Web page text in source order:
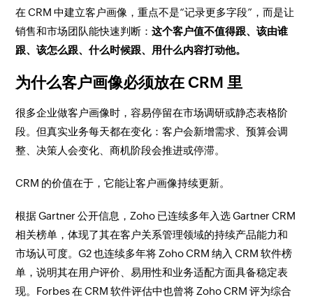
在 CRM 中建立客户画像，重点不是“记录更多字段”，而是让
销售和市场团队能快速判断：这个客户值不值得跟、该由谁
跟、该怎么跟、什么时候跟、用什么内容打动他。
为什么客户画像必须放在 CRM 里
很多企业做客户画像时，容易停留在市场调研或静态表格阶
段。但真实业务每天都在变化：客户会新增需求、预算会调
整、决策人会变化、商机阶段会推进或停滞。
CRM 的价值在于，它能让客户画像持续更新。
根据 Gartner 公开信息，Zoho 已连续多年入选 Gartner CRM
相关榜单，体现了其在客户关系管理领域的持续产品能力和
市场认可度。G2 也连续多年将 Zoho CRM 纳入 CRM 软件榜
单，说明其在用户评价、易用性和业务适配方面具备稳定表
现。Forbes 在 CRM 软件评估中也曾将 Zoho CRM 评为综合